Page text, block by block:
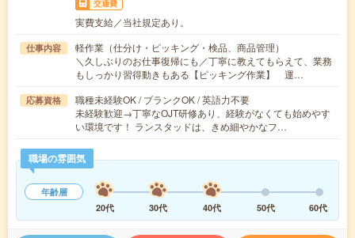
交通費
実費支給／当社規定あり。
仕事内容
軽作業（仕分け・ピッキング・検品、商品管理）
＼久しぶりのお仕事復帰にも／丁寧に教えてもらえて、業務
もしっかり習得動きもある【ピッキング作業】 運…
応募資格
職種未経験OK / ブランクOK / 英語力不要
未経験歓迎→丁寧なOJT研修あり、経験がなくても始めやす
い環境です！ ランスタッドは、きめ細やかなフ…
職場の雰囲気
年齢層
20代
30代 40代 50代 60代